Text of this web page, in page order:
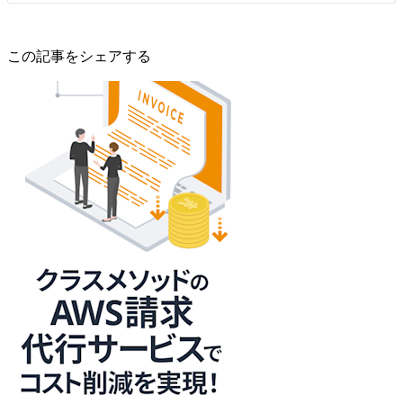
この記事をシェアする